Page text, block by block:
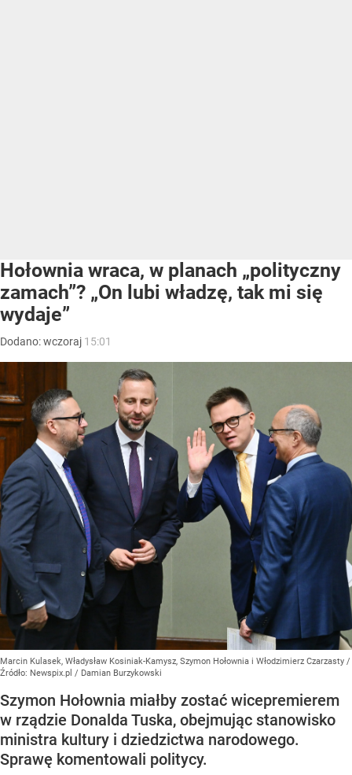
Hołownia wraca, w planach „polityczny
zamach”? „On lubi władzę, tak mi się
wydaje”
Dodano:wczoraj 15:01
Marcin Kulasek, Władysław Kosiniak-Kamysz, Szymon Hołownia i Włodzimierz Czarzasty /
Źródło: Newspix.pl / Damian Burzykowski
Szymon Hołownia miałby zostać wicepremierem
w rządzie Donalda Tuska, obejmując stanowisko
ministra kultury i dziedzictwa narodowego.
Sprawę komentowali politycy.